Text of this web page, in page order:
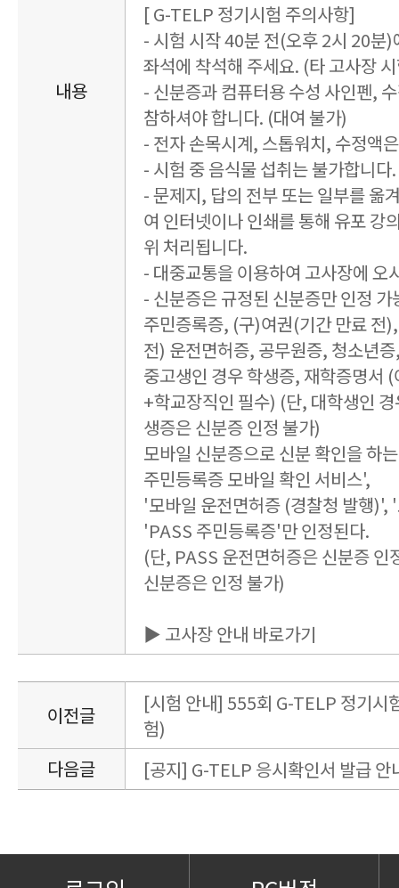
내용
[ G-TELP 정기시험 주의사항]
- 시험 시작 40분 전(오후 2시 20분)
좌석에 착석해 주세요. (타 고사장
- 신분증과 컴퓨터용 수성 사인펜,
참하셔야 합니다. (대여 불가)
- 전자 손목시계, 스톱워치, 수정액
- 시험 중 음식물 섭취는 불가합니
- 문제지, 답의 전부 또는 일부를 옮
여 인터넷이나 인쇄를 통해 유포 강
위 처리됩니다.
- 대중교통을 이용하여 고사장에 오
- 신분증은 규정된 신분증만 인정 가
주민증록증, (구)여권(기간 만료 전
전) 운전면허증, 공무원증, 청소년
중고생인 경우 학생증, 재학증명서
+학교장직인 필수) (단, 대학생인
생증은 신분증 인정 불가)
모바일 신분증으로 신분 확인을 하
주민등록증 모바일 확인 서비스',
'모바일 운전면허증 (경찰청 발행)',
'PASS 주민등록증'만 인정된다.
(단, PASS 운전면허증은 신분증 인
신분증은 인정 불가)
▶ 고사장 안내 바로가기
이전글
[시험 안내] 555회 G-TELP 정기
험)
다음글
[공지] G-TELP 응시확인서 발급 안